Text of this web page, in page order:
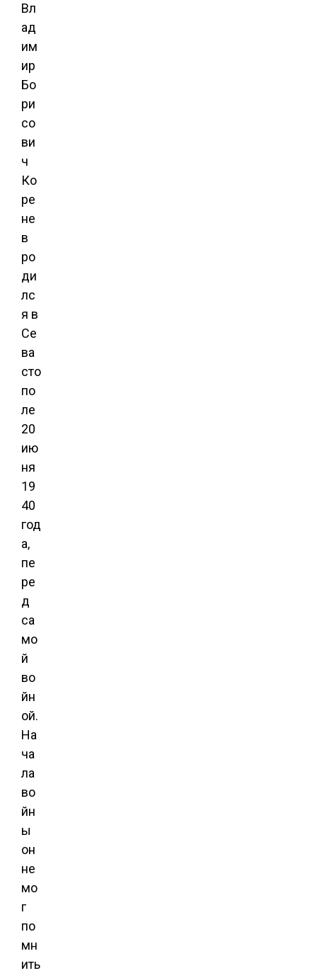
Вл
ад
им
ир
Бо
ри
со
ви
ч
Ко
ре
не
в
ро
ди
лс
я в
Се
ва
сто
по
ле
20
ию
ня
19
40
год
а,
пе
ре
д
са
мо
й
во
йн
ой.
На
ча
ла
во
йн
ы
он
не
мо
г
по
мн
ить